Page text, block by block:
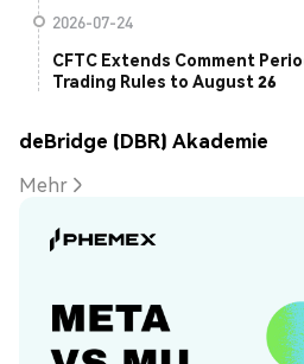
2026-07-24
CFTC Extends Comment
Trading Rules to August 26
deBridge (DBR) Akademie
Mehr